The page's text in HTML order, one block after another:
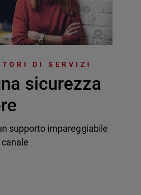
DI SERVIZI
sicurezza
supporto impareggiabile